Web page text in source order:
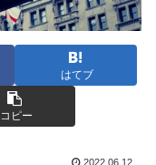
はてブ
コピー
2022.06.12